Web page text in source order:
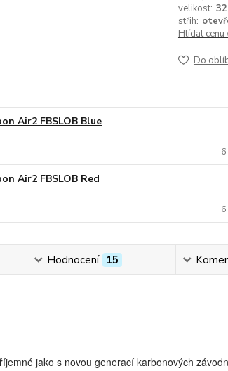
velikost: 32
střih:
Hlídat
Do
Air2 FBSLOB Blue
6
Air2 FBSLOB Red
6
Hodnocení 15
jako s novou generací karbonových